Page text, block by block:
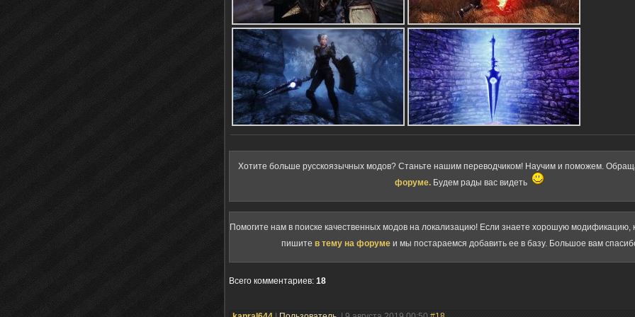
Хотите больше русскоязычных модов? Станьте нашим переводчиком! Научим и поможем.
форуме. Будем рады вас видеть
Помогите нам в поиске качественных модов на локализацию! Если знаете хорошую модификацию,
пишите в тему на форуме и мы постараемся добавить ее в базу. Большое вам
Всего комментариев: 18